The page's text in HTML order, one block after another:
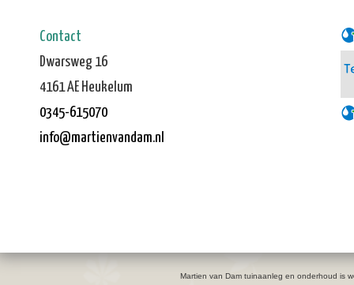
Contact
Dwarsweg 16
4161 AE Heukelum
0345-615070
info@martienvandam.nl
Martien van Dam tuinaanleg en onderhoud is